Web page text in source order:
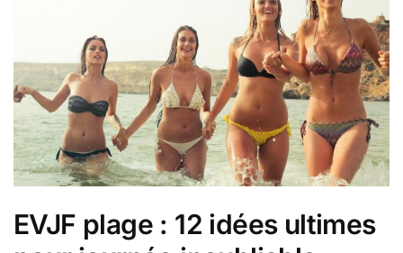
EVJF plage : 12 idées ultimes